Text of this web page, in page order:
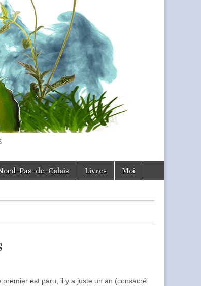
Pas-de-Calais Livres Moi
est paru, il y a juste un an (consacré